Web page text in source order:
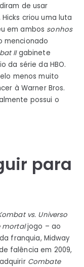
de usar
criou uma luta
em ambos sonhos
mencionado
IIgabinete
da série da HBO.
menos muito
à Warner Bros.
possui o
para
vs. Universo
mortaljogo – ao
franquia, Midway
falência em 2009,
Combate